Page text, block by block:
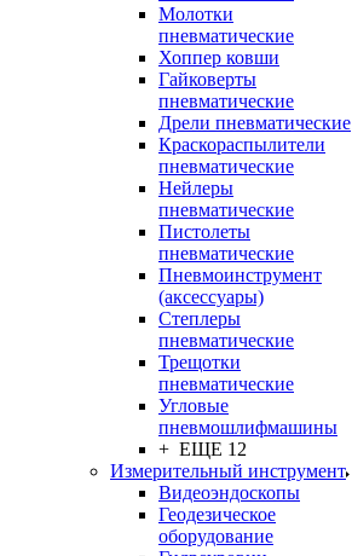
Молотки
пневматические
Хоппер ковши
Гайковерты
пневматические
Дрели пневматические
Краскораспылители
пневматические
Нейлеры
пневматические
Пистолеты
пневматические
Пневмоинструмент
(аксессуары)
Степлеры
пневматические
Трещотки
пневматические
Угловые
пневмошлифмашины
+ ЕЩЕ 12
Измерительный инструмент
Видеоэндоскопы
Геодезическое
оборудование